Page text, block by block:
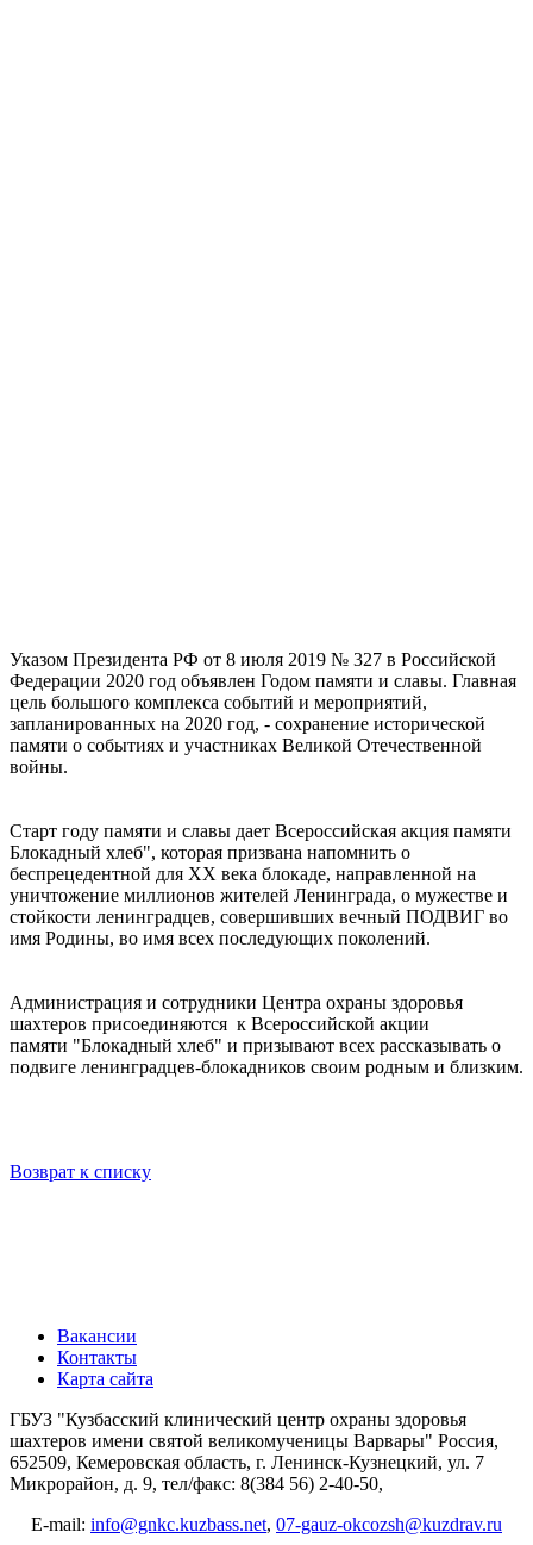
Указом Президента РФ от 8 июля 2019 № 327 в Российской
Федерации 2020 год объявлен Годом памяти и славы. Главная
цель большого комплекса событий и мероприятий,
запланированных на 2020 год, - сохранение исторической
памяти о событиях и участниках Великой Отечественной
войны.
Старт году памяти и славы дает Всероссийская акция памяти
Блокадный хлеб", которая призвана напомнить о
беспрецедентной для XX века блокаде, направленной на
уничтожение миллионов жителей Ленинграда, о мужестве и
стойкости ленинградцев, совершивших вечный ПОДВИГ во
имя Родины, во имя всех последующих поколений.
Администрация и сотрудники Центра охраны здоровья
шахтеров присоединяются к Всероссийской акции
памяти "Блокадный хлеб" и призывают всех рассказывать о
подвиге ленинградцев-блокадников своим родным и близким.
Возврат к списку
Вакансии
Контакты
Карта сайта
ГБУЗ "Кузбасский клинический центр охраны здоровья
шахтеров имени святой великомученицы Варвары" Россия,
652509, Кемеровская область, г. Ленинск-Кузнецкий, ул. 7
Микрорайон, д. 9, тел/факс: 8(384 56) 2-40-50,
E-mail: info@gnkc.kuzbass.net, 07-gauz-okcozsh@kuzdrav.ru